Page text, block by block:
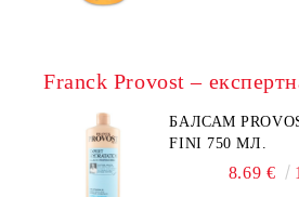
Franck Provost –
БАЛСАМ
FINI 750 МЛ.
8.69 €